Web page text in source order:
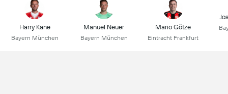
Harry Kane
Bayern München
Manuel Neuer
Bayern München
Mario Götze
Eintracht Frankfurt